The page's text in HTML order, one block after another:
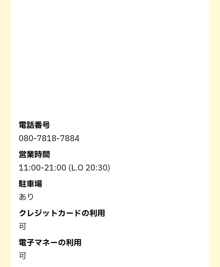
電話番号
080-7818-7884
営業時間
11:00-21:00 (L.O 20:30)
駐車場
あり
クレジットカードの利用
可
電子マネーの利用
可